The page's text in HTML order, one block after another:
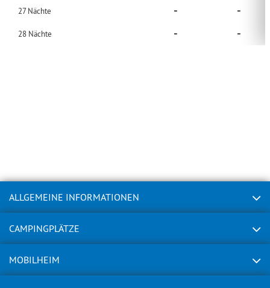
27Nächte - -
28 Nächte - -
ALLGEMEINE INFORMATIONEN
CAMPINGPLÄTZE
MOBILHEIM